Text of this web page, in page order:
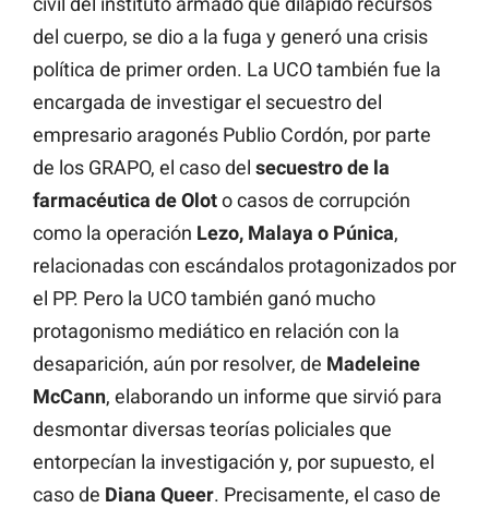
del cuerpo, se dio a la fuga y generó una crisis
política de primer orden. La UCO también fue la
encargada de investigar el secuestro del
empresario aragonés Publio Cordón, por parte
de los GRAPO, el caso del secuestro de la
farmacéutica de Oloto casos de corrupción
como la operación Lezo, Malaya o Púnica,
relacionadas con escándalos protagonizados por
el PP. Pero la UCO también ganó mucho
protagonismo mediático en relación con la
desaparición, aún por resolver, de Madeleine
McCann, elaborando un informe que sirvió para
desmontar diversas teorías policiales que
entorpecían la investigación y, por supuesto, el
caso de Diana Queer. Precisamente, el caso de